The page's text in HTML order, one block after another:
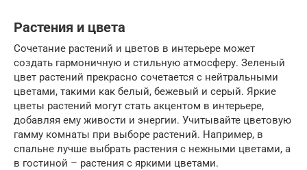
Растения и цвета
Сочетание растений и цветов в интерьере может
создать гармоничную и стильную атмосферу. Зеленый
цвет растений прекрасно сочетается с нейтральными
цветами, такими как белый, бежевый и серый. Яркие
цветы растений могут стать акцентом в интерьере,
добавляя ему живости и энергии. Учитывайте цветовую
гамму комнаты при выборе растений. Например, в
спальне лучше выбрать растения с нежными цветами, а
в гостиной – растения с яркими цветами.